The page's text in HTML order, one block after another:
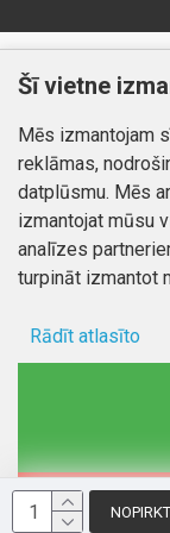
NOPIRKT
Klientiem
Kontakti
Preču atgriešana
Mans profils
Mans profils
Pasūtījumi
Autortiesības ©
Šī vietne
Mēs izmantojam
reklāmas,
datplūsmu. Mēs
izmantojat mūsu
analīzes
turpināt izmantot
Rādīt atlasīto
Reklāmas